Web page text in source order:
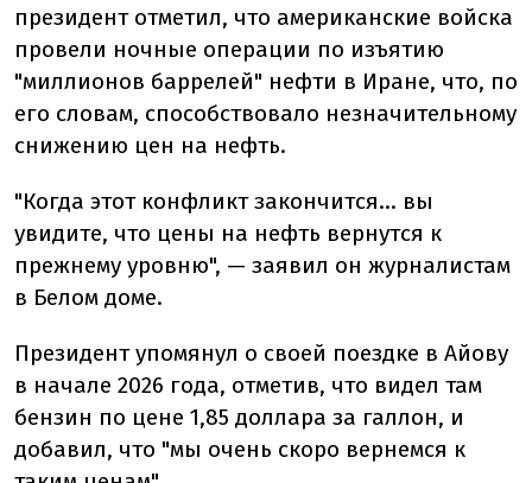
президент отметил, что американские войска
провели ночные операции по изъятию
"миллионов баррелей" нефти в Иране, что, по
его словам, способствовало незначительному
снижению цен на нефть.
"Когда этот конфликт закончится… вы
увидите, что цены на нефть вернутся к
прежнему уровню", — заявил он журналистам
в Белом доме.
Президент упомянул о своей поездке в Айову
в начале 2026 года, отметив, что видел там
бензин по цене 1,85 доллара за галлон, и
добавил, что "мы очень скоро вернемся к